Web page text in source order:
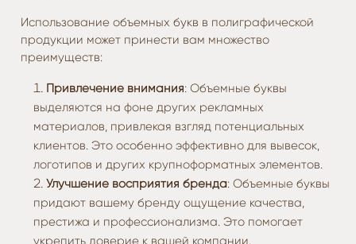
Использование объемных букв в полиграфической
продукции может принести вам множество
преимуществ:
Привлечение внимания: Объемные буквы
выделяются на фоне других рекламных
материалов, привлекая взгляд потенциальных
клиентов. Это особенно эффективно для вывесок,
логотипов и других крупноформатных элементов.
Улучшение восприятия бренда: Объемные буквы
придают вашему бренду ощущение качества,
престижа и профессионализма. Это помогает
укрепить доверие к вашей компании.